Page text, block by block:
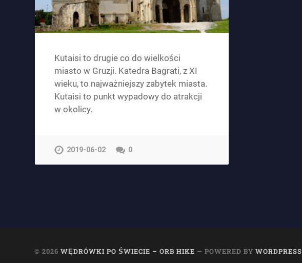
Kutaisi to drugie co do wielkości
miasto w Gruzji. Katedra Bagrati, z XI
wieku, to najważniejszy zabytek miasta.
Kutaisi to punkt wypadowy do atrakcji
w okolicy.
2019-06-02 0
© 2026WĘDRÓWKI PO ŚWIECIE – ORB HIKE — POWERED BYWORDPRESS